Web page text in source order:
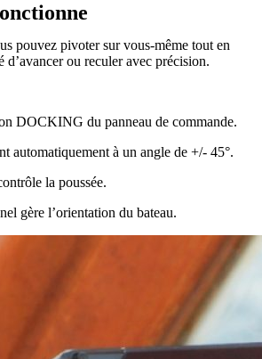
pouvez pivoter sur vous-même tout en
d’avancer ou reculer avec précision.
DOCKING du panneau de commande.
automatiquement à un angle de +/- 45°.
la poussée.
gère l’orientation du bateau.